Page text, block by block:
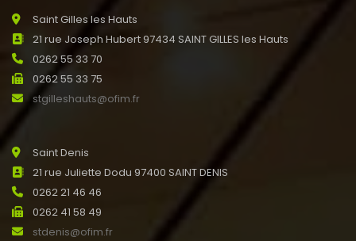
Saint Gilles les Hauts
21 rue Joseph Hubert 97434 SAINT GILLES les Hauts
0262 55 33 70
0262 55 33 75
stgilleshauts@ofim.fr
Saint Denis
21 rue Juliette Dodu 97400 SAINT DENIS
0262 21 46 46
0262 41 58 49
stdenis@ofim.fr